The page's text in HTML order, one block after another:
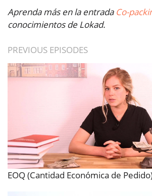
Aprenda más en la entrada Co-
conocimientos de Lokad.
PREVIOUS EPISODES
EOQ (Cantidad Económica de